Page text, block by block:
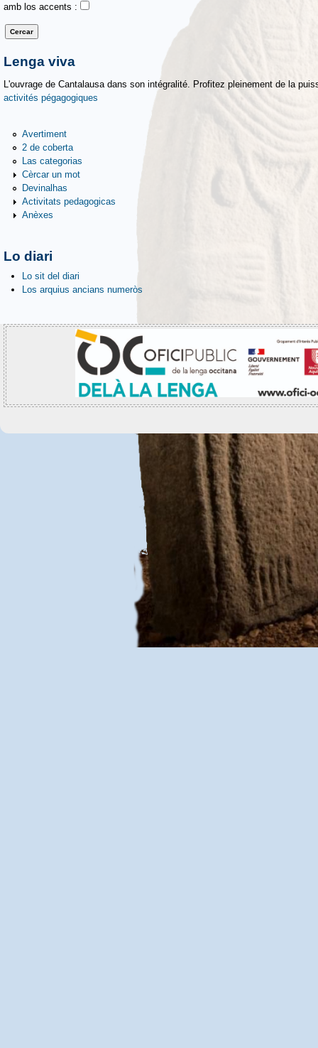
amb los accents :
Lenga viva
L'ouvrage de Cantalausa dans son intégralité. Profitez pleinement de la
activités pégagogiques
Avertiment
2 de coberta
Las categorias
Cèrcar un mot
Devinalhas
Activitats pedagogicas
Anèxes
Lo diari
Lo sit del diari
Los arquius ancians numeròs